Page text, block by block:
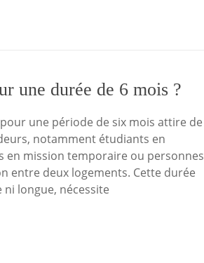
une durée de 6 mois ?
une période de six mois attire de
notamment étudiants en
en mission temporaire ou personnes
entre deux logements. Cette durée
longue, nécessite